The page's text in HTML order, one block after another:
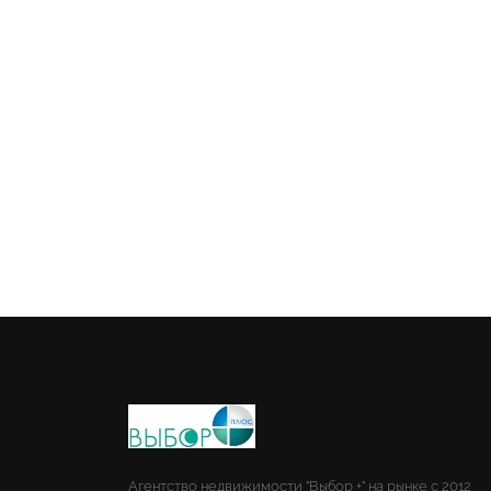
Агентство недвижимости "Выбор +" на рынке с 2012